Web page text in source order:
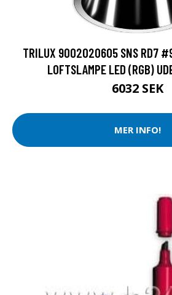
TRILUX 9002020605 SNS RD7
LOFTSLAMPE LED (RGB)
6032 SEK
MER INFO!